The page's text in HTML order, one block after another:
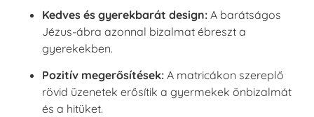
Kedves és gyerekbarát design: A barátságos
Jézus-ábra azonnal bizalmat ébreszt a
gyerekekben.
Pozitív megerősítések: A matricákon szereplő
rövid üzenetek erősítik a gyermekek önbizalmát
és a hitüket.